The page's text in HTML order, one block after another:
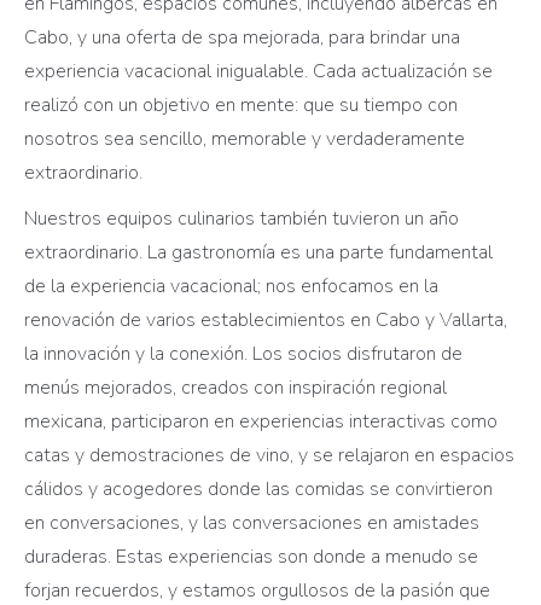
Cabo, y una oferta de spa mejorada, para brindar una
experiencia vacacional inigualable. Cada actualización se
realizó con un objetivo en mente: que su tiempo con
nosotros sea sencillo, memorable y verdaderamente
extraordinario.
Nuestros equipos culinarios también tuvieron un año
extraordinario. La gastronomía es una parte fundamental
de la experiencia vacacional; nos enfocamos en la
renovación de varios establecimientos en Cabo y Vallarta,
la innovación y la conexión. Los socios disfrutaron de
menús mejorados, creados con inspiración regional
mexicana, participaron en experiencias interactivas como
catas y demostraciones de vino, y se relajaron en espacios
cálidos y acogedores donde las comidas se convirtieron
en conversaciones, y las conversaciones en amistades
duraderas. Estas experiencias son donde a menudo se
forjan recuerdos, y estamos orgullosos de la pasión que